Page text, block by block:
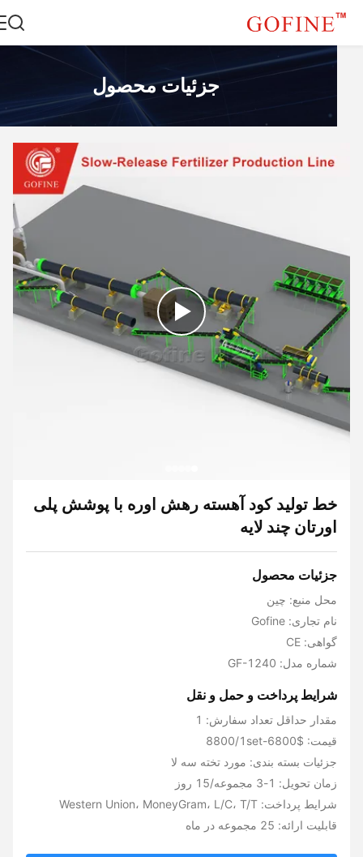
جزئیات محصول
خط تولید کود آهسته رهش اوره با پوشش پلی
اورتان چند لایه
جزئیات محصول
محل منبع: چین
نام تجاری: Gofine
گواهی: CE
شماره مدل: GF-1240
شرایط پرداخت و حمل و نقل
مقدار حداقل تعداد سفارش: 1
قیمت: $6800-8800/1set
جزئیات بسته بندی: مورد تخته سه لا
زمان تحویل: 1-3 مجموعه/15 روز
شرایط پرداخت: Western Union، MoneyGram، L/C، T/T
قابلیت ارائه: 25 مجموعه در ماه